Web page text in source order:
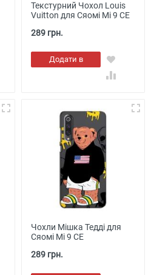
Текстурний Чохол Louis
Vuitton для Сяомі Мі 9 СЕ
289 грн.
Додати в
кошик
Чохли Мішка Тедді для
Сяомі Мі 9 СЕ
289 грн.